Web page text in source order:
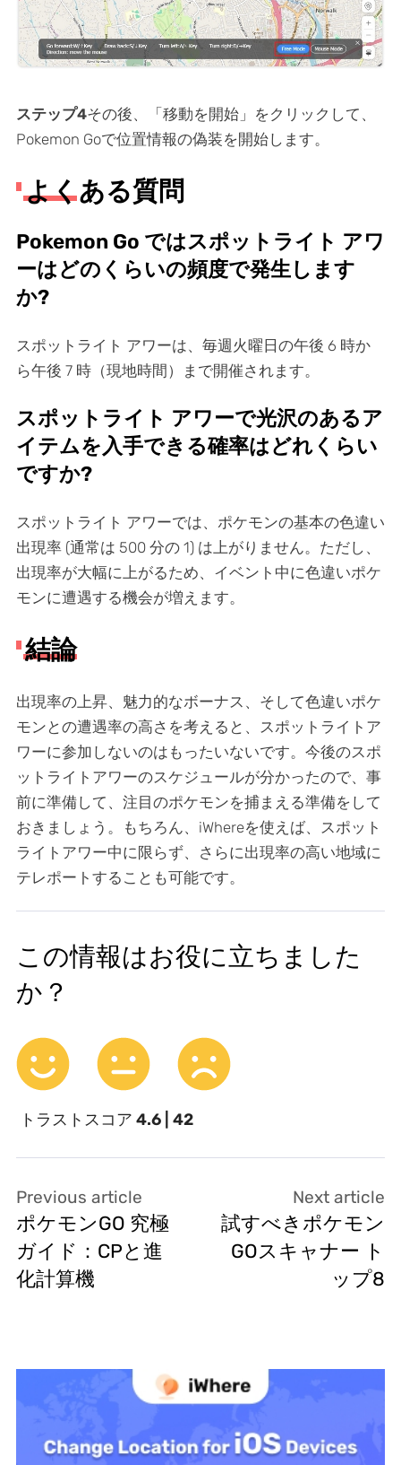
ステップ4その後、「移動を開始」をクリックして、
Pokemon Goで位置情報の偽装を開始します。
よくある質問
Pokemon Go ではスポットライト アワ
ーはどのくらいの頻度で発生します
か?
スポットライト アワーは、毎週火曜日の午後 6 時か
ら午後 7 時（現地時間）まで開催されます。
スポットライト アワーで光沢のあるア
イテムを入手できる確率はどれくらい
ですか?
スポットライト アワーでは、ポケモンの基本の色違い
出現率 (通常は 500 分の 1) は上がりません。ただし、
出現率が大幅に上がるため、イベント中に色違いポケ
モンに遭遇する機会が増えます。
結論
出現率の上昇、魅力的なボーナス、そして色違いポケ
モンとの遭遇率の高さを考えると、スポットライトア
ワーに参加しないのはもったいないです。今後のスポ
ットライトアワーのスケジュールが分かったので、事
前に準備して、注目のポケモンを捕まえる準備をして
おきましょう。もちろん、iWhereを使えば、スポット
ライトアワー中に限らず、さらに出現率の高い地域に
テレポートすることも可能です。
この情報はお役に立ちました
か？
トラストスコア 4.6 | 42
Previous article
ポケモンGO 究極
ガイド：CPと進
化計算機
Next article
試すべきポケモン
GOスキャナー ト
ップ8